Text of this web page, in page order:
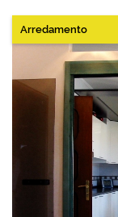
Arredamento